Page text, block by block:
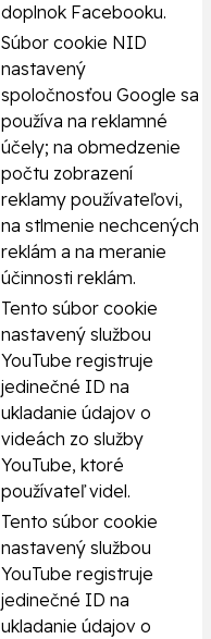
doplnok Facebooku.
Súbor cookie NID
nastavený
spoločnosťou Google sa
používa na reklamné
účely; na obmedzenie
počtu zobrazení
reklamy používateľovi,
na stlmenie nechcených
reklám a na meranie
účinnosti reklám.
Tento súbor cookie
nastavený službou
YouTube registruje
jedinečné ID na
ukladanie údajov o
videách zo služby
YouTube, ktoré
používateľ videl.
Tento súbor cookie
nastavený službou
YouTube registruje
jedinečné ID na
ukladanie údajov o